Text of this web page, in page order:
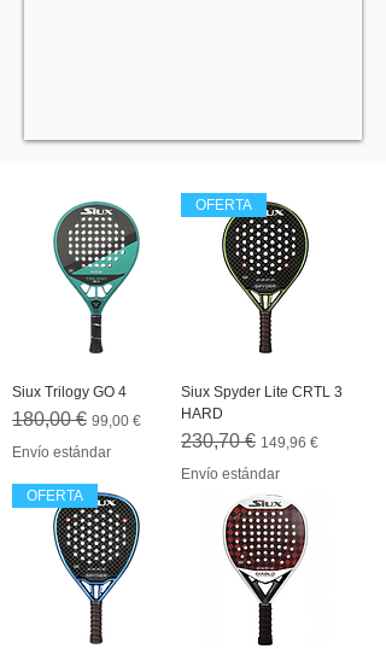
Siux Trilogy GO 4
Precio
180,00 € Precio de oferta
99,00 €
Envío estándar
OFERTA
Siux Spyder Lite CRTL 3
HARD
Precio
230,70 € Precio de oferta
149,96 €
Envío estándar
OFERTA